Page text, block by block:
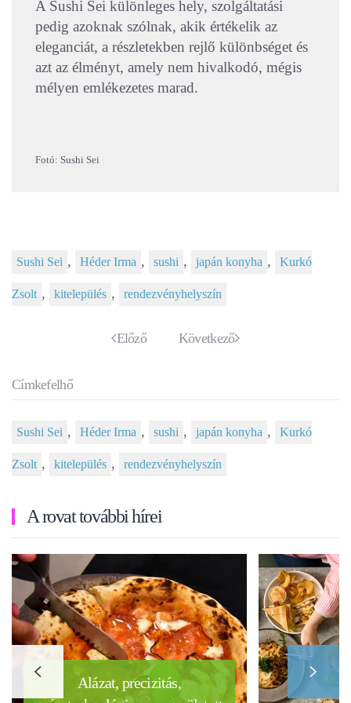
A Sushi Sei különleges hely, szolgáltatási
pedig azoknak szólnak, akik értékelik az
eleganciát, a részletekben rejlő különbséget és
azt az élményt, amely nem hivalkodó, mégis
mélyen emlékezetes marad.
Fotó: Sushi Sei
Sushi Sei , Héder Irma , sushi , japán konyha , Kurkó
Zsolt , kitelepülés , rendezvényhelyszín
Előző Következő
Címkefelhő
Sushi Sei , Héder Irma , sushi , japán konyha , Kurkó
Zsolt , kitelepülés , rendezvényhelyszín
A rovat további hírei
Alázat, precizitás,